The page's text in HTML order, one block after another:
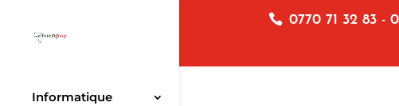
0770 71 32 83 -
Informatique